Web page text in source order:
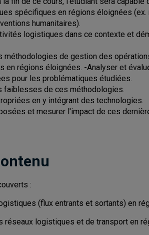
spécifiques en régions éloignées (ex.
humanitaires).
logistiques dans ce contexte et
méthodologies de gestion des
en régions éloignées. -Analyser et
pour les problématiques étudiées.
faiblesses de ces méthodologies.
en y intégrant des technologies.
et mesurer l'impact de ces
:
(flux entrants et sortants) en
réseaux logistiques et de transport en